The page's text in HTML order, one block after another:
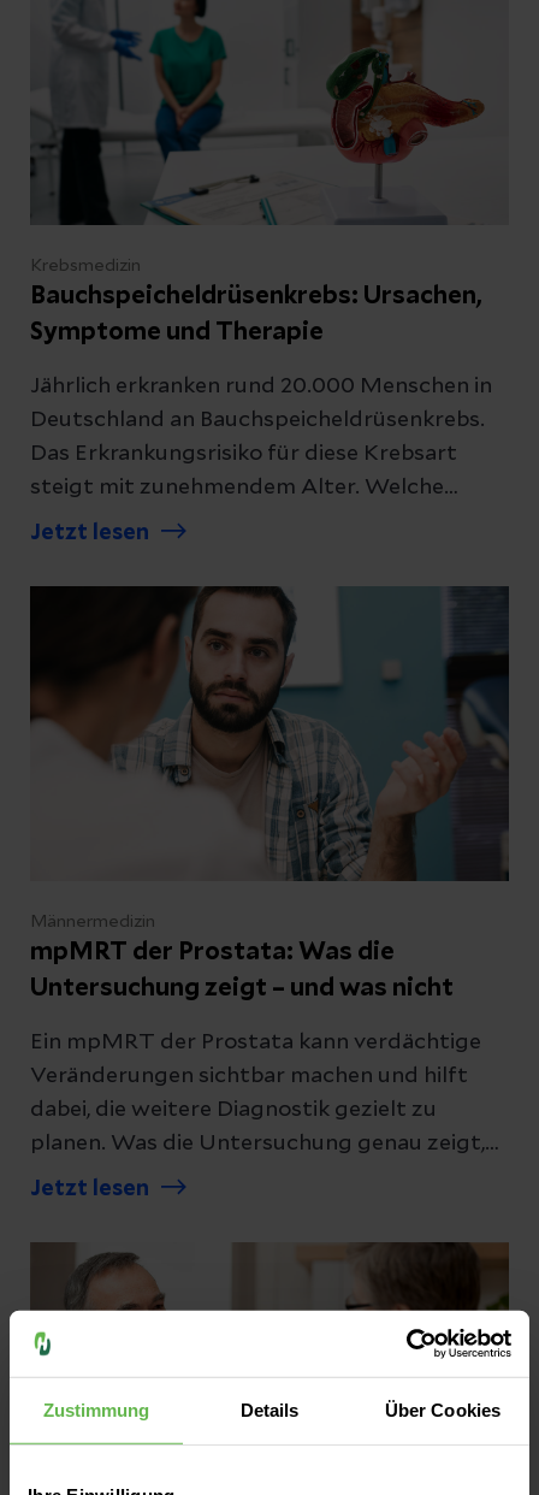
Zustimmung Details Über Cookies
Krebsmedizin
Bauchspeicheldrüsenkrebs: Ursachen,
Symptome und Therapie
Jährlich erkranken rund 20.000 Menschen in
Deutschland an Bauchspeicheldrüsenkrebs.
Das Erkrankungsrisiko für diese Krebsart
steigt mit zunehmendem Alter. Welche
Anzeichen und Behandlungsmöglichkeiten es
Jetzt lesen
Männermedizin
mpMRT der Prostata: Was die
Untersuchung zeigt – und was nicht
Ein mpMRT der Prostata kann verdächtige
Veränderungen sichtbar machen und hilft
dabei, die weitere Diagnostik gezielt zu
planen. Was die Untersuchung genau zeigt,
wie sie abläuft und ob sie eine Biopsie
Jetzt lesen